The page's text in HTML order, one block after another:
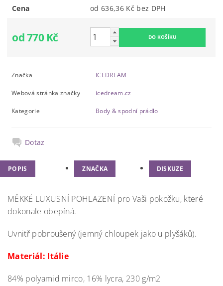
Cena od 636,36 Kč bez DPH
od 770 Kč
Značka ICEDREAM
Webová stránka značky icedream.cz
Kategorie Body & spodní prádlo
Dotaz
POPIS ZNAČKA DISKUZE
MĚKKÉ LUXUSNÍ POHLAZENÍ pro Vaši pokožku, které
dokonale obepíná.
Uvnitř pobroušený (jemný chloupek jako u plyšáků).
Materiál: Itálie
84% polyamid mirco, 16% lycra, 230 g/m2